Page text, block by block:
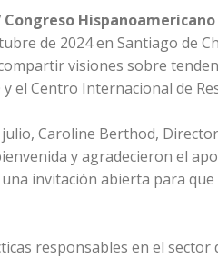
de 2024 en Santiago de
visiones sobre
el Centro Internacional de
Caroline Berthod,
y agradecieron el
invitación abierta para
responsables en el